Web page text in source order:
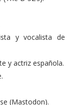
y vocalista de
y actriz española.
(Mastodon).